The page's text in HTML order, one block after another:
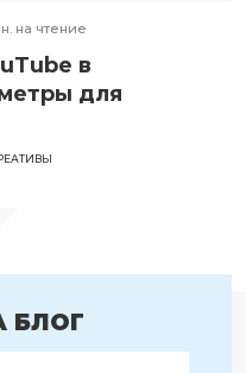
на чтение
в
для
БЛОГ